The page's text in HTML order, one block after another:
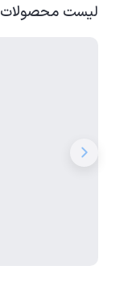
لیست محصولات